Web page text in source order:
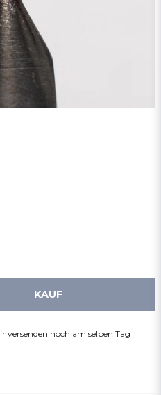
KAUF
versenden noch am selben Tag